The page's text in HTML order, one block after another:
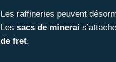
Les raffineries peuvent
Les sacs de minerai
de fret.